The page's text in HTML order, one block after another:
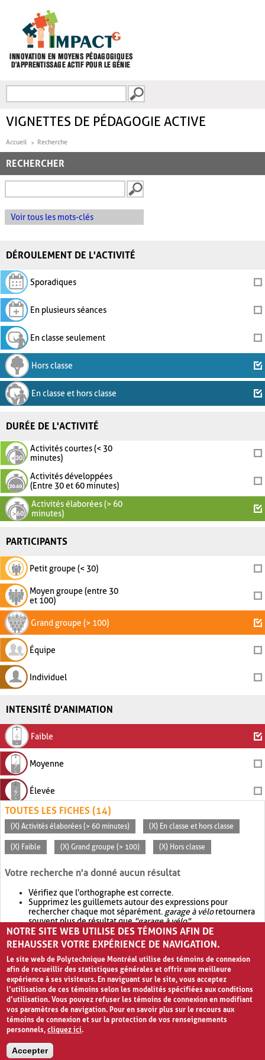
FORMULAIRE DE
VIGNETTES DE PÉDAGOGIE ACTIVE
Accueil Recherche
RECHERCHER
Voir tous les mots-clés
DÉROULEMENT DE L'ACTIVITÉ
Sporadiques
En plusieurs séances
En classe seulement
Hors classe
En classe et hors classe
DURÉE DE L'ACTIVITÉ
Activités courtes (< 30
minutes)
Activités développées
(Entre 30 et 60 minutes)
Activités élaborées (> 60
minutes)
PARTICIPANTS
Petit groupe (< 30)
Moyen groupe (entre 30
et 100)
Grand groupe (> 100)
Équipe
Individuel
INTENSITÉ D'ANIMATION
Faible
Moyenne
Élevée
TOUTES LES FICHES (14)
(X) Activités élaborées (> 60 minutes) (X) En classe et hors classe
(X) Faible (X) Grand groupe (> 100) (X) Hors classe
Votre recherche n'a donné aucun résultat
Vérifiez que l'orthographe est correcte.
Supprimez les guillemets autour des expressions pour
rechercher chaque mot séparément. garage à véloretournera
souvent plus de résultat que"garage à vélo".
Envisagez d'élargir votre recherche avec OR.garage OR vélo
retournera souvent plus de résultat quegarage à vélo
NOTRE SITE WEB UTILISE DES TÉMOINS AFIN DE
REHAUSSER VOTRE EXPÉRIENCE DE NAVIGATION.
Le site web de Polytechnique Montréal utilise des témoins de connexion
afin de recueillir des statistiques générales et offrir une meilleure
expérience à ses visiteurs. En naviguant sur le site, vous acceptez
l’utilisation de ces témoins selon les modalités spécifiées aux conditions
d’utilisation. Vous pouvez refuser les témoins de connexion en modifiant
vos paramètres de navigation. Pour en savoir plus sur le recours aux
témoins de connexion et sur la protection de vos renseignements
personnels,cliquez ici.
Accepter